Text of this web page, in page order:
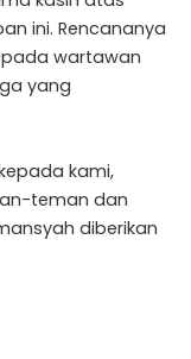
ini. Rencananya
wartawan
yang
kami,
teman dan
diberikan